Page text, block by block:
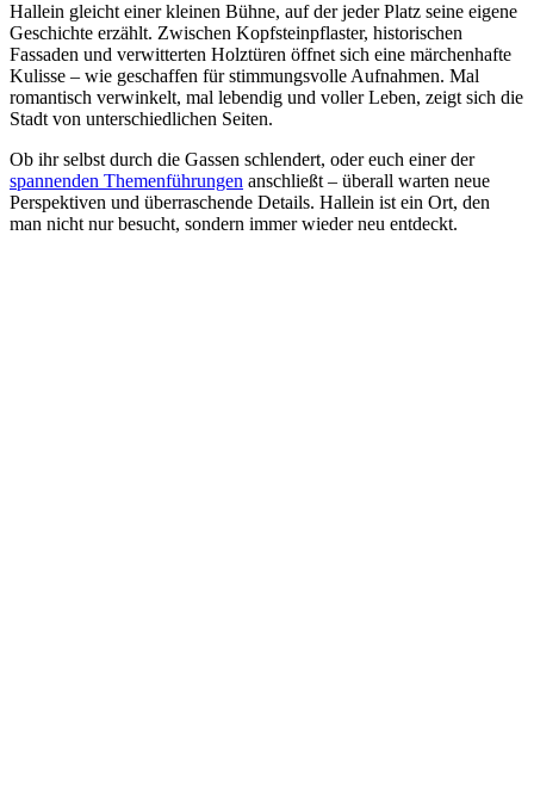
Hallein gleicht einer kleinen Bühne, auf der jeder Platz seine eigene
Geschichte erzählt. Zwischen Kopfsteinpflaster, historischen
Fassaden und verwitterten Holztüren öffnet sich eine märchenhafte
Kulisse – wie geschaffen für stimmungsvolle Aufnahmen. Mal
romantisch verwinkelt, mal lebendig und voller Leben, zeigt sich die
Stadt von unterschiedlichen Seiten.
Ob ihr selbst durch die Gassen schlendert, oder euch einer der
spannenden Themenführungen anschließt – überall warten neue
Perspektiven und überraschende Details. Hallein ist ein Ort, den
man nicht nur besucht, sondern immer wieder neu entdeckt.